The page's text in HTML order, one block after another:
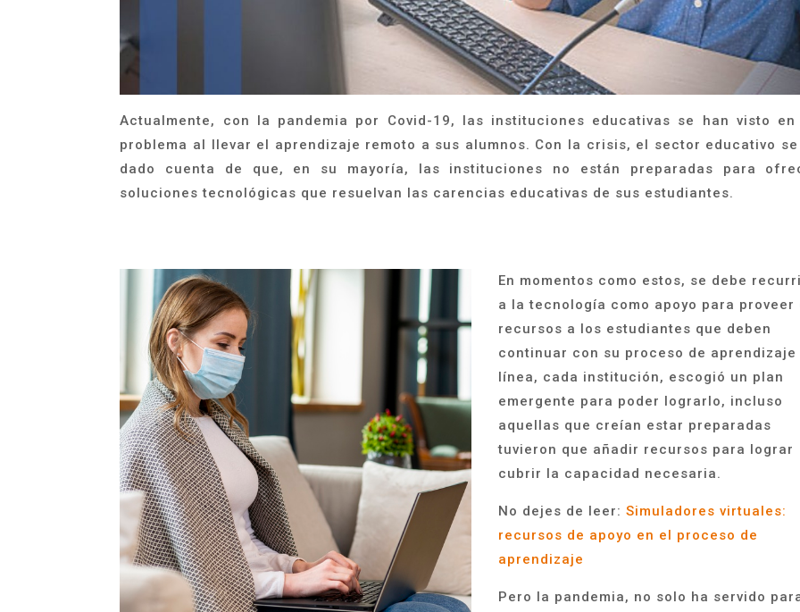
Actualmente, con la pandemia por Covid-19, las instituciones educativas se han visto en
problema al llevar el aprendizaje remoto a sus alumnos. Con la crisis, el sector educativo se
dado cuenta de que, en su mayoría, las instituciones no están preparadas para
soluciones tecnológicas que resuelvan las carencias educativas de sus estudiantes.
En momentos como estos, se debe
a la tecnología como apoyo para proveer
recursos a los estudiantes que deben
continuar con su proceso de aprendizaje
línea, cada institución, escogió un plan
emergente para poder lograrlo, incluso
aquellas que creían estar preparadas
tuvieron que añadir recursos para lograr
cubrir la capacidad necesaria.
No dejes de leer:Simuladores virtuales:
recursos de apoyo en el proceso de
aprendizaje
Pero la pandemia, no solo ha servido